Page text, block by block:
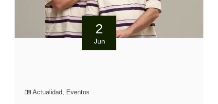
2
Jun
Actualidad, Eventos